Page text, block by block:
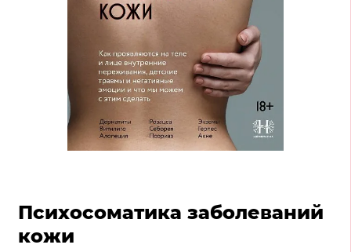
Психосоматика заболеваний
кожи